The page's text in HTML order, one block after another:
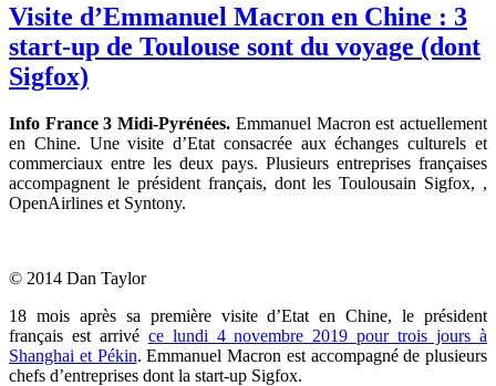
Visite d’Emmanuel Macron en Chine : 3
start-up de Toulouse sont du voyage (dont
Sigfox)
Info France 3 Midi-Pyrénées. Emmanuel Macron est actuellement
en Chine. Une visite d’Etat consacrée aux échanges culturels et
commerciaux entre les deux pays. Plusieurs entreprises françaises
accompagnent le président français, dont les Toulousain Sigfox, ,
OpenAirlines et Syntony.
© 2014 Dan Taylor
18 mois après sa première visite d’Etat en Chine, le président
français est arrivé ce lundi 4 novembre 2019 pour trois jours à
Shanghai et Pékin. Emmanuel Macron est accompagné de plusieurs
chefs d’entreprises dont la start-up Sigfox.